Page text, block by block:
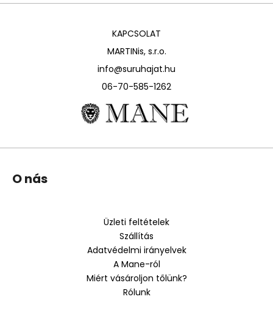
KAPCSOLAT
MARTINis, s.r.o.
info@suruhajat.hu
06-70-585-1262
O nás
Üzleti feltételek
Szállítás
Adatvédelmi irányelvek
A Mane-ról
Miért vásároljon tőlünk?
Rólunk